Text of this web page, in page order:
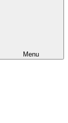
Menu